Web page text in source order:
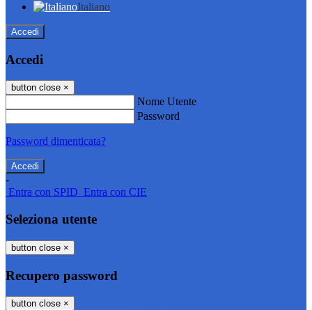
Italiano
Accedi
Accedi
button close ×
Nome Utente
Password
Password dimenticata?
-
Entra con SPID Entra con CIE
Seleziona utente
button close ×
Recupero password
button close ×